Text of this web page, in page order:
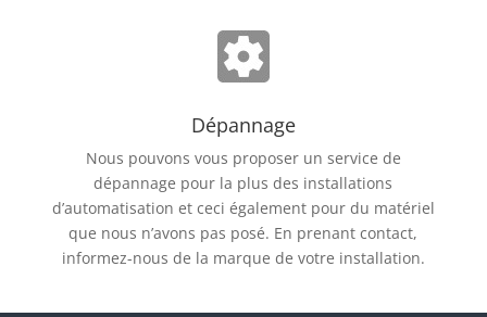
Dépannage
Nous pouvons vous proposer un service de
dépannage pour la plus des installations
d’automatisation et ceci également pour du matériel
que nous n’avons pas posé. En prenant contact,
informez-nous de la marque de votre installation.